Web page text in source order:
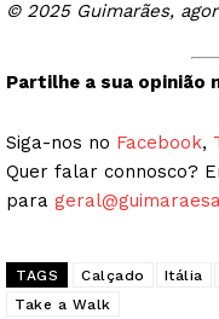
© 2025 Guimarães,
Partilhe a sua opinião
Siga-nos no Facebook,
Quer falar connosco?
para
TAGS Calçado Itália
Take a Walk